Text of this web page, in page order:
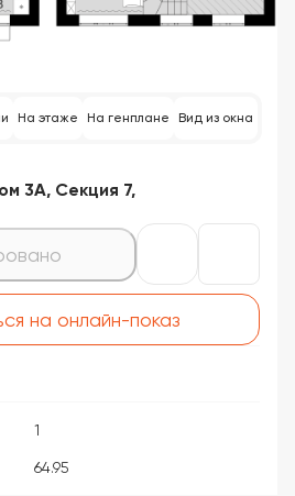
На этаже На генплане Вид из окна
3А, Секция 7,
на онлайн-показ
1
64.95